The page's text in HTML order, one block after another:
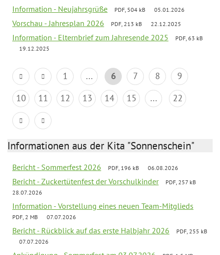
Information - Neujahrsgrüße PDF, 504 kB 05.01.2026
Vorschau - Jahresplan 2026 PDF, 213 kB 22.12.2025
Information - Elternbrief zum Jahresende 2025
PDF, 63 kB
19.12.2025
1 ... 6 7 8
9
10
11 12 13 14 15 ... 22
Informationen aus der Kita "Sonnenschein"
Bericht - Sommerfest 2026 PDF, 196 kB 06.08.2026
Bericht - Zuckertütenfest der Vorschulkinder
PDF, 257 kB
28.07.2026
Information - Vorstellung eines neuen Team-Mitglieds
PDF, 2 MB 07.07.2026
Bericht - Rückblick auf das erste Halbjahr 2026
PDF, 255 kB
07.07.2026